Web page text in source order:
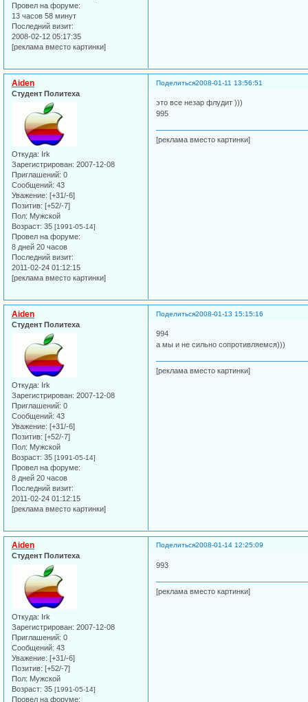
Провел на форуме:
13 часов 58 минут
Последний визит:
2008-02-12 05:17:35
[реклама вместо картинки]
Поделиться2008-01-11 13:56:51
Aiden
Студент Политеха
Откуда: Irk
Зарегистрирован: 2007-12-08
Приглашений: 0
Сообщений: 43
Уважение: [+31/-6]
Позитив: [+52/-7]
Пол: Мужской
Возраст: 35 [1991-05-14]
Провел на форуме:
8 дней 20 часов
Последний визит:
2011-02-24 01:12:15
[реклама вместо картинки]
это все незар флудит )))
995
[реклама вместо картинки]
Поделиться2008-01-13 15:15:16
Aiden
Студент Политеха
Откуда: Irk
Зарегистрирован: 2007-12-08
Приглашений: 0
Сообщений: 43
Уважение: [+31/-6]
Позитив: [+52/-7]
Пол: Мужской
Возраст: 35 [1991-05-14]
Провел на форуме:
8 дней 20 часов
Последний визит:
2011-02-24 01:12:15
[реклама вместо картинки]
994
а мы и не сильно сопротивляемся)))
[реклама вместо картинки]
Поделиться2008-01-14 12:25:09
Aiden
Студент Политеха
Откуда: Irk
Зарегистрирован: 2007-12-08
Приглашений: 0
Сообщений: 43
Уважение: [+31/-6]
Позитив: [+52/-7]
Пол: Мужской
Возраст: 35 [1991-05-14]
Провел на форуме:
993
[реклама вместо картинки]